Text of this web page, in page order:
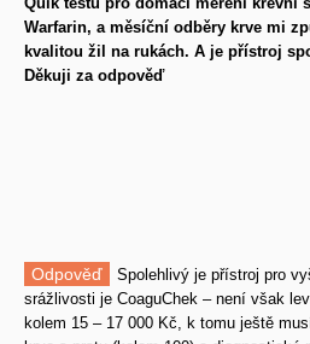
Warfarin, a měsíční odběry krve mi
kvalitou žil na rukách. A je přístroj
Děkuji za odpověď
Odpověď
Spolehlivý je přístroj pro
srážlivosti je CoaguChek – není však
kolem 15 – 17 000 Kč, k tomu ještě